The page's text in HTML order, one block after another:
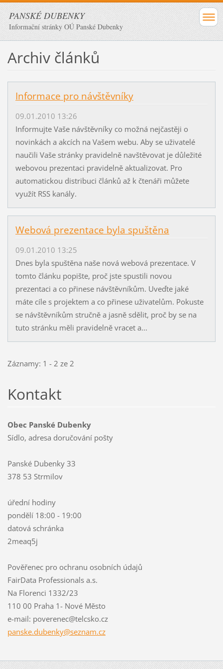
PANSKÉ DUBENKY
Informační stránky OÚ Panské Dubenky
Archiv článků
Informace pro návštěvníky
09.01.2010 13:26
Informujte Vaše návštěvníky co možná nejčastěji o
novinkách a akcích na Vašem webu. Aby se uživatelé
naučili Vaše stránky pravidelně navštěvovat je důležité
webovou prezentaci pravidelně aktualizovat. Pro
automatickou distribuci článků až k čtenáři můžete
využít RSS kanály.
Webová prezentace byla spuštěna
09.01.2010 13:25
Dnes byla spuštěna naše nová webová prezentace. V
tomto článku popište, proč jste spustili novou
prezentaci a co přinese návštěvníkům. Uveďte jaké
máte cíle s projektem a co přinese uživatelům. Pokuste
se návštěvníkům stručně a jasně sdělit, proč by se na
tuto stránku měli pravidelně vracet a...
Záznamy: 1 - 2 ze 2
Kontakt
Obec Panské Dubenky
Sídlo, adresa doručování pošty
Panské Dubenky 33
378 53 Strmilov
úřední hodiny
pondělí 18:00 - 19:00
datová schránka
2meaq5j
Pověřenec pro ochranu osobních údajů
FairData Professionals a.s.
Na Florenci 1332/23
110 00 Praha 1- Nové Město
e-mail: poverenec@telcsko.cz
panske.dubenky@seznam.cz